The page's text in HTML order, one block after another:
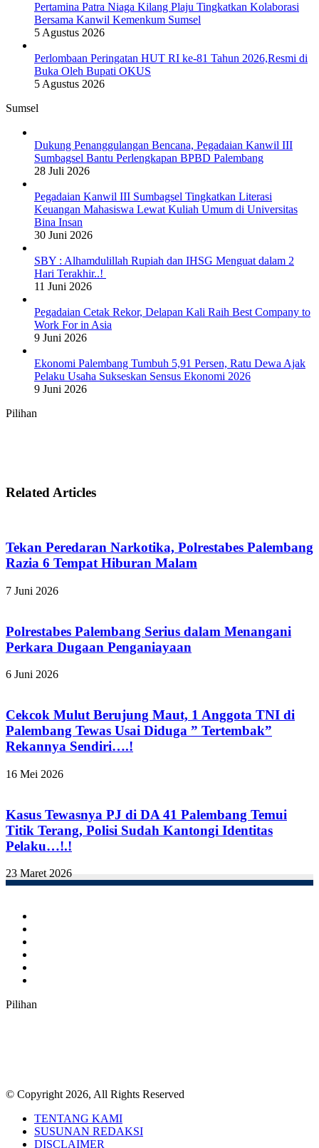
Pertamina Patra Niaga Kilang Plaju Tingkatkan Kolaborasi
Bersama Kanwil Kemenkum Sumsel
5 Agustus 2026
Perlombaan Peringatan HUT RI ke-81 Tahun 2026,Resmi di
Buka Oleh Bupati OKUS
5 Agustus 2026
Sumsel
Dukung Penanggulangan Bencana, Pegadaian Kanwil III
Sumbagsel Bantu Perlengkapan BPBD Palembang
28 Juli 2026
Pegadaian Kanwil III Sumbagsel Tingkatkan Literasi
Keuangan Mahasiswa Lewat Kuliah Umum di Universitas
Bina Insan
30 Juni 2026
SBY : Alhamdulillah Rupiah dan IHSG Menguat dalam 2
Hari Terakhir..!
11 Juni 2026
Pegadaian Cetak Rekor, Delapan Kali Raih Best Company to
Work For in Asia
9 Juni 2026
Ekonomi Palembang Tumbuh 5,91 Persen, Ratu Dewa Ajak
Pelaku Usaha Sukseskan Sensus Ekonomi 2026
9 Juni 2026
Pilihan
Related Articles
Tekan Peredaran Narkotika, Polrestabes Palembang
Razia 6 Tempat Hiburan Malam
7 Juni 2026
Polrestabes Palembang Serius dalam Menangani
Perkara Dugaan Penganiayaan
6 Juni 2026
Cekcok Mulut Berujung Maut, 1 Anggota TNI di
Palembang Tewas Usai Diduga ” Tertembak”
Rekannya Sendiri….!
16 Mei 2026
Kasus Tewasnya PJ di DA 41 Palembang Temui
Titik Terang, Polisi Sudah Kantongi Identitas
Pelaku…!.!
23 Maret 2026
Pilihan
© Copyright 2026, All Rights Reserved
TENTANG KAMI
SUSUNAN REDAKSI
DISCLAIMER